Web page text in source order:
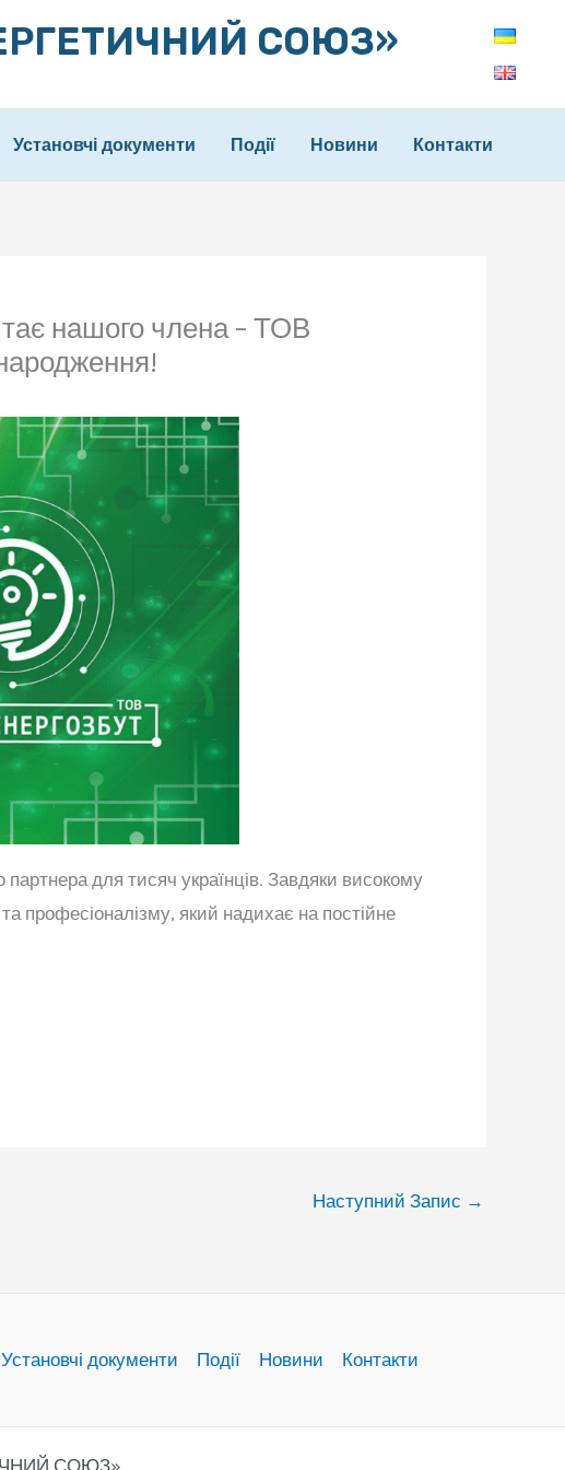
СОЮЗ»
Установчі документи Події Новини Контакти
нашого члена – ТОВ
для тисяч українців. Завдяки високому
професіоналізму, який надихає на постійне
Наступний Запис →
Установчі документи Події Новини Контакти